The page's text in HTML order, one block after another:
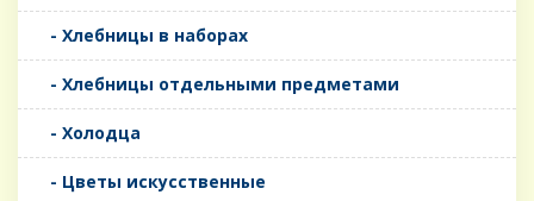
- Хлебницы в наборах
- Хлебницы отдельными предметами
- Холодца
- Цветы искусственные